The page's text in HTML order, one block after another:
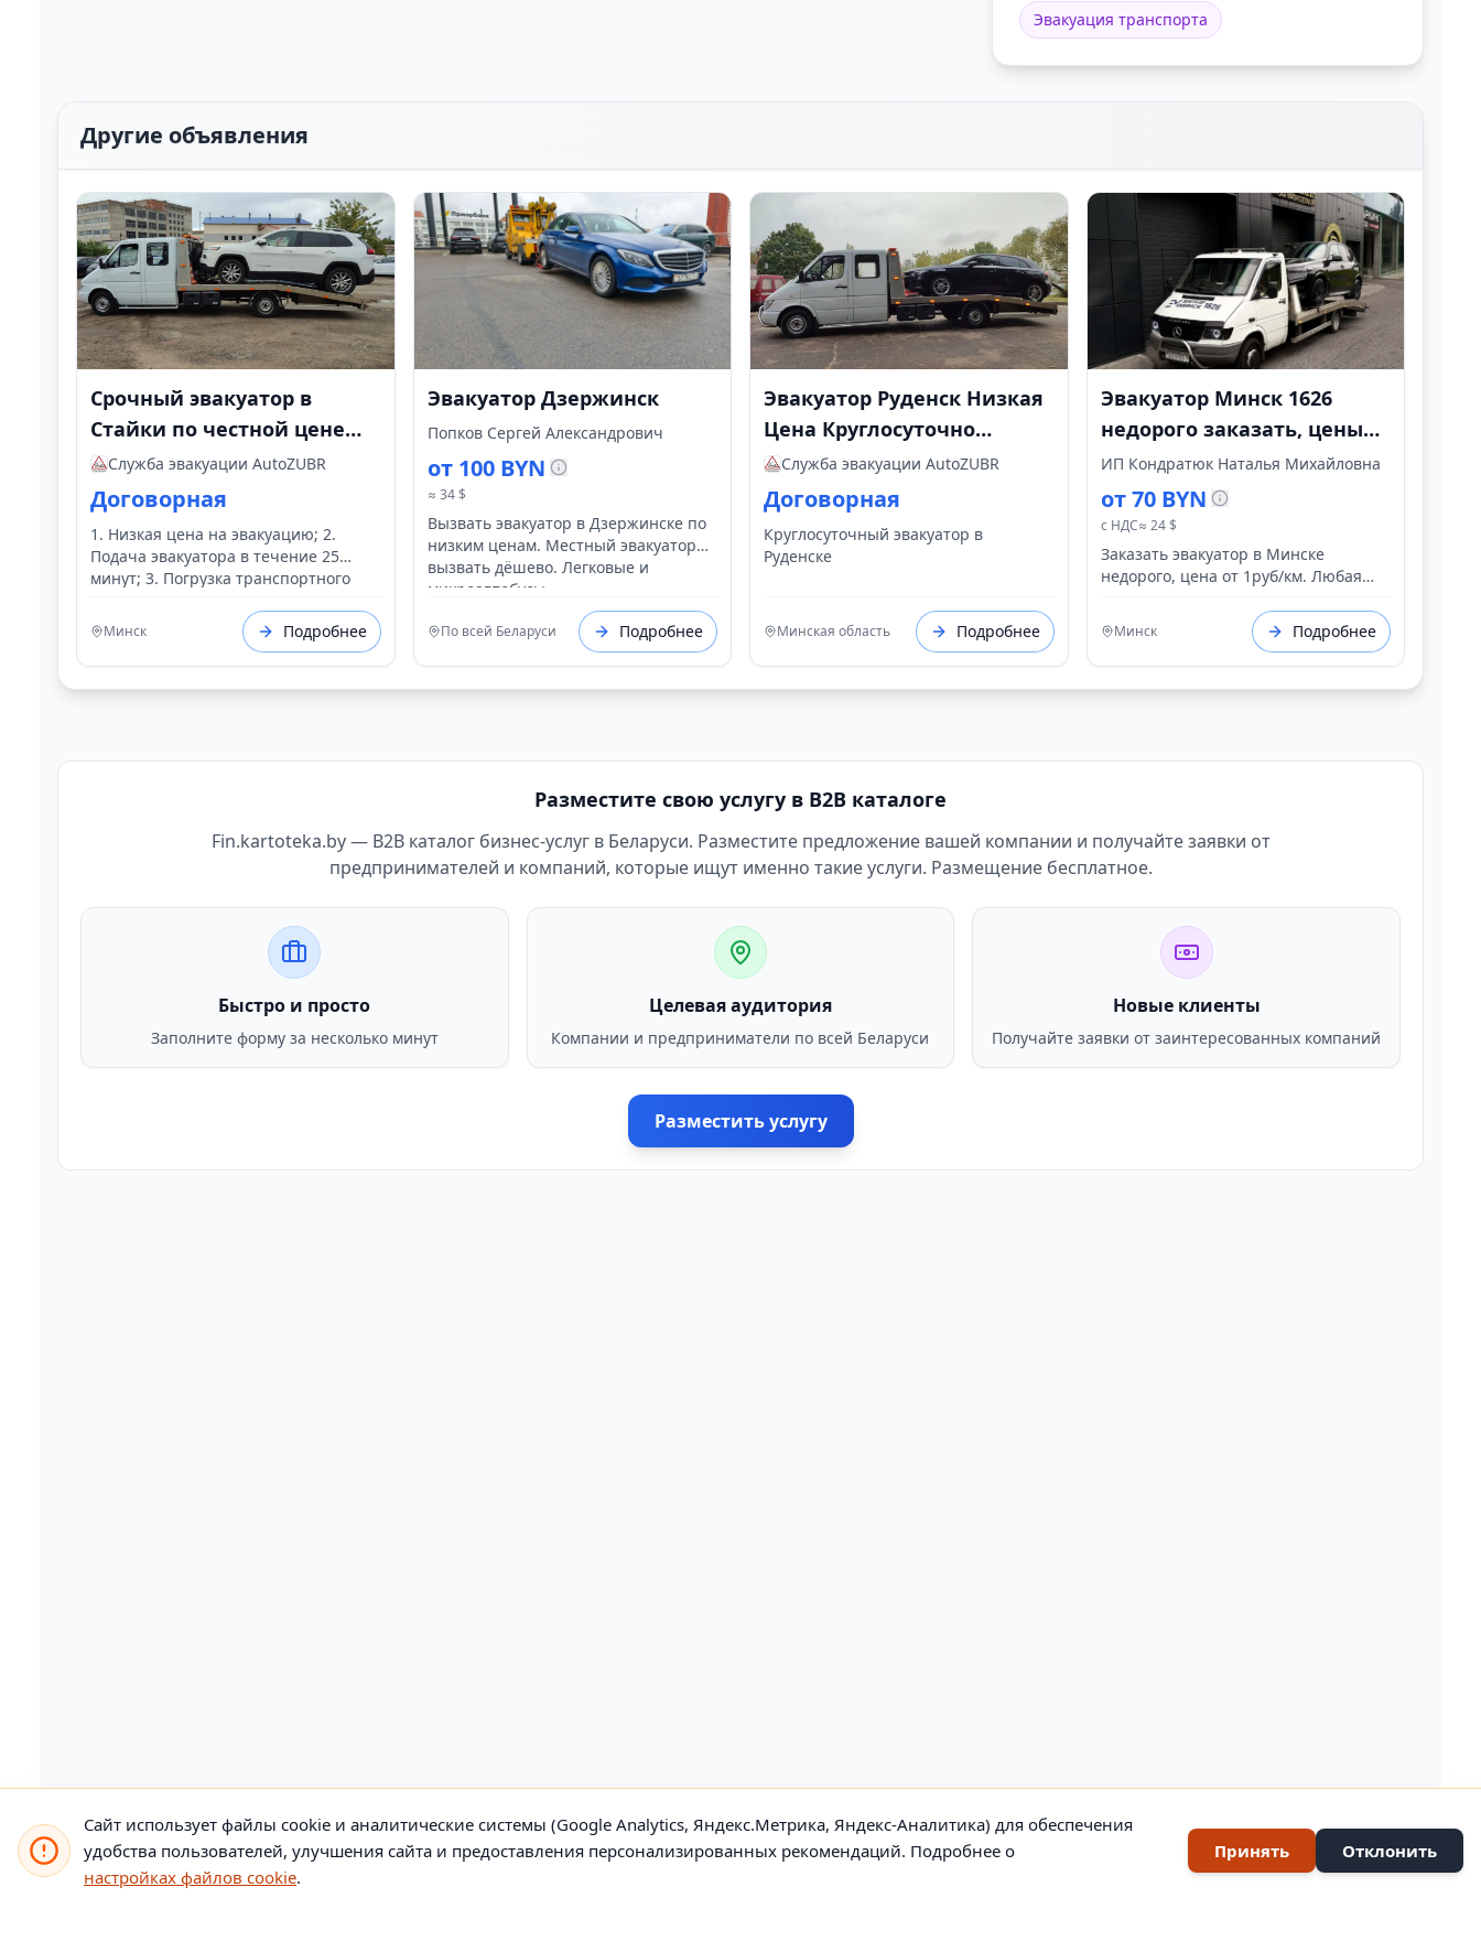
Эвакуация транспорта
Другие объявления
Срочный эвакуатор в
Стайки по честной цене
круглосуточно и быстро
Служба эвакуации AutoZUBR
Договорная
1. Низкая цена на эвакуацию; 2.
Подача эвакуатора в течение 25
минут; 3. Погрузка транспортного
доставка вашего авто из точки А в
точку Б.
Минск Подробнее
Эвакуатор Дзержинск
Попков Сергей Александрович
от 100 BYN
≈ 34 $
Вызвать эвакуатор в Дзержинске по
низким ценам. Местный эвакуатор
вызвать дёшево. Легковые и
микроавтобусы.
По всей Беларуси Подробнее
Эвакуатор Руденск Низкая
Цена Круглосуточно
Быстро
Служба эвакуации AutoZUBR
Договорная
Круглосуточный эвакуатор в
Руденске
Минская область Подробнее
Эвакуатор Минск 1626
недорого заказать, цены
от 30 руб evakuator-
minsk1626.by
ИП Кондратюк Наталья Михайловна
от 70 BYN
с НДС≈ 24 $
Заказать эвакуатор в Минске
недорого, цена от 1руб/км. Любая
круглосуточно 24/7. Срочный выезд.
Ближайший эвакуатор: 5 км Услуги
эвакуатора для любого транспорта.
https://evakuator-minsk1626.by/
Минск Подробнее
Разместите свою услугу в B2B каталоге
Fin.kartoteka.by — B2B каталог бизнес-услуг в Беларуси. Разместите предложение вашей компании и получайте заявки от
предпринимателей и компаний, которые ищут именно такие услуги. Размещение бесплатное.
Быстро и просто
Заполните форму за несколько минут
Целевая аудитория
Компании и предприниматели по всей Беларуси
Новые клиенты
Получайте заявки от заинтересованных компаний
Разместить услугу
Сайт использует файлы cookie и аналитические системы (Google Analytics, Яндекс.Метрика, Яндекс-Аналитика) для обеспечения
удобства пользователей, улучшения сайта и предоставления персонализированных рекомендаций. Подробнее о
настройках файлов cookie.
Принять Отклонить